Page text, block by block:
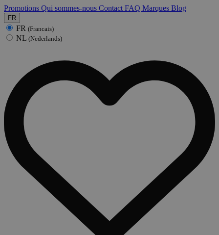
Promotions Qui sommes-nous Contact FAQ Marques Blog
FR
FR (Francais)
NL (Nederlands)